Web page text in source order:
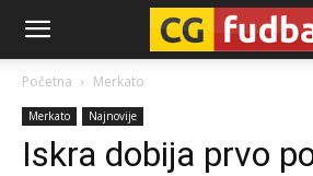
CG-
Fudbal
Početna Merkato
Merkato Najnovije
Iskra dobija prvo